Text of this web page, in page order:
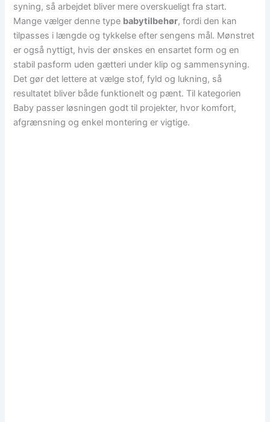
syning, så arbejdet bliver mere overskueligt fra start.
Mange vælger denne type babytilbehør, fordi den kan
tilpasses i længde og tykkelse efter sengens mål. Mønstret
er også nyttigt, hvis der ønskes en ensartet form og en
stabil pasform uden gætteri under klip og sammensyning.
Det gør det lettere at vælge stof, fyld og lukning, så
resultatet bliver både funktionelt og pænt. Til kategorien
Baby passer løsningen godt til projekter, hvor komfort,
afgrænsning og enkel montering er vigtige.